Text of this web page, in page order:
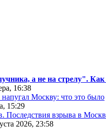
а не на стрелу".
16:38
напугал Москву: что это было
15:29
Последствия взрыва в
2026, 23:58